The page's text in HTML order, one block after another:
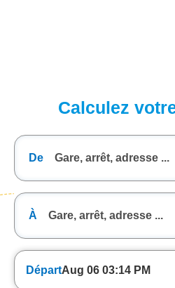
Calculez
De
À
DépartAug 06 03:14 PM